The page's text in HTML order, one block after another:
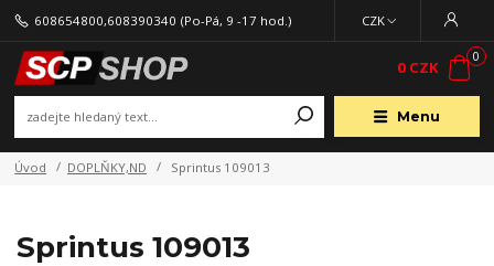
Menu
CZK
608654800,608390340 (Po-Pá, 9 -17 hod.)
0
0 CZK
Úvod DOPLŇKY,ND Sprintus 109013
Sprintus 109013